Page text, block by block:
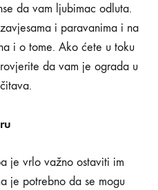
da vam ljubimac odluta.
i paravanima i na
i o tome. Ako ćete u toku
da vam je ograda u
je vrlo važno ostaviti im
je potrebno da se mogu